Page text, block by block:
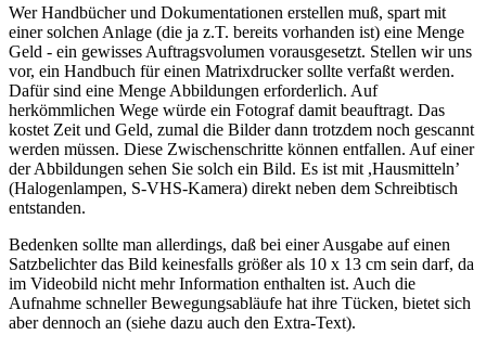
Wer Handbücher und Dokumentationen erstellen muß, spart mit
einer solchen Anlage (die ja z.T. bereits vorhanden ist) eine Menge
Geld - ein gewisses Auftragsvolumen vorausgesetzt. Stellen wir uns
vor, ein Handbuch für einen Matrixdrucker sollte verfaßt werden.
Dafür sind eine Menge Abbildungen erforderlich. Auf
herkömmlichen Wege würde ein Fotograf damit beauftragt. Das
kostet Zeit und Geld, zumal die Bilder dann trotzdem noch gescannt
werden müssen. Diese Zwischenschritte können entfallen. Auf einer
der Abbildungen sehen Sie solch ein Bild. Es ist mit ,Hausmitteln’
(Halogenlampen, S-VHS-Kamera) direkt neben dem Schreibtisch
entstanden.
Bedenken sollte man allerdings, daß bei einer Ausgabe auf einen
Satzbelichter das Bild keinesfalls größer als 10 x 13 cm sein darf, da
im Videobild nicht mehr Information enthalten ist. Auch die
Aufnahme schneller Bewegungsabläufe hat ihre Tücken, bietet sich
aber dennoch an (siehe dazu auch den Extra-Text).